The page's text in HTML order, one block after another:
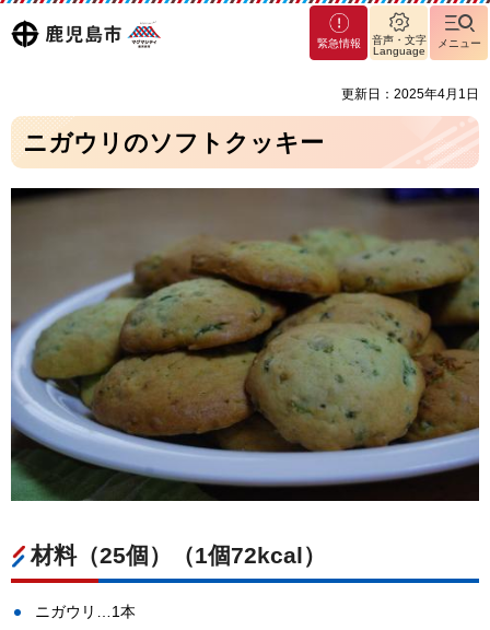
鹿児島
マグ
マシ
緊急情報
音声・文字
Language
メニュー
更新日：2025年4月1日
ニガウリのソフトクッキー
材料（25個）（1個72kcal）
ニガウリ…1本